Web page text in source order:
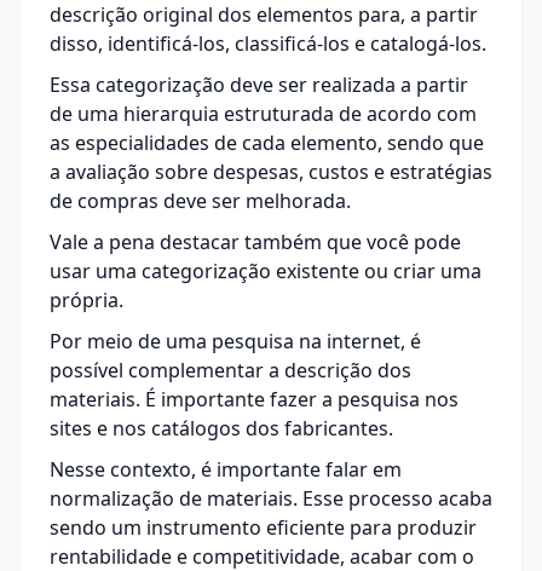
descrição original dos elementos para, a partir
disso, identificá-los, classificá-los e catalogá-los.
Essa categorização deve ser realizada a partir
de uma hierarquia estruturada de acordo com
as especialidades de cada elemento, sendo que
a avaliação sobre despesas, custos e estratégias
decompras deve ser melhorada.
Vale a pena destacar também que você pode
usar uma categorização existente ou criar uma
própria.
Por meio de uma pesquisa na internet, é
possível complementar a descrição dos
materiais. É importante fazer a pesquisa nos
sites e nos catálogos dos fabricantes.
Nesse contexto, é importante falar em
normalização de materiais. Esse processo acaba
sendo um instrumento eficiente para produzir
rentabilidade e competitividade, acabar com o